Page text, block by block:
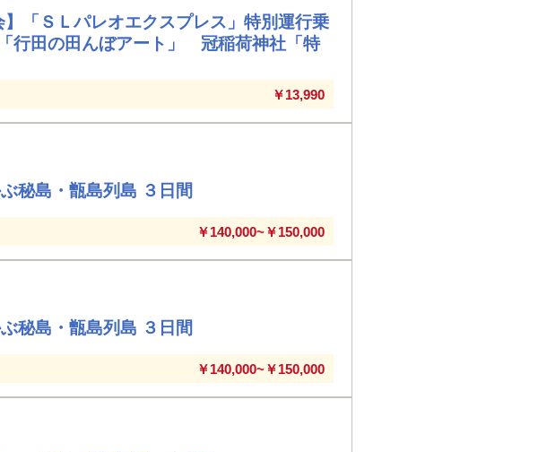
「ＳＬパレオエクスプレス」特別運行乗
行田の田んぼアート」 冠稲荷神社「特
￥13,990
秘島・甑島列島 ３日間
￥140,000~￥150,000
秘島・甑島列島 ３日間
￥140,000~￥150,000